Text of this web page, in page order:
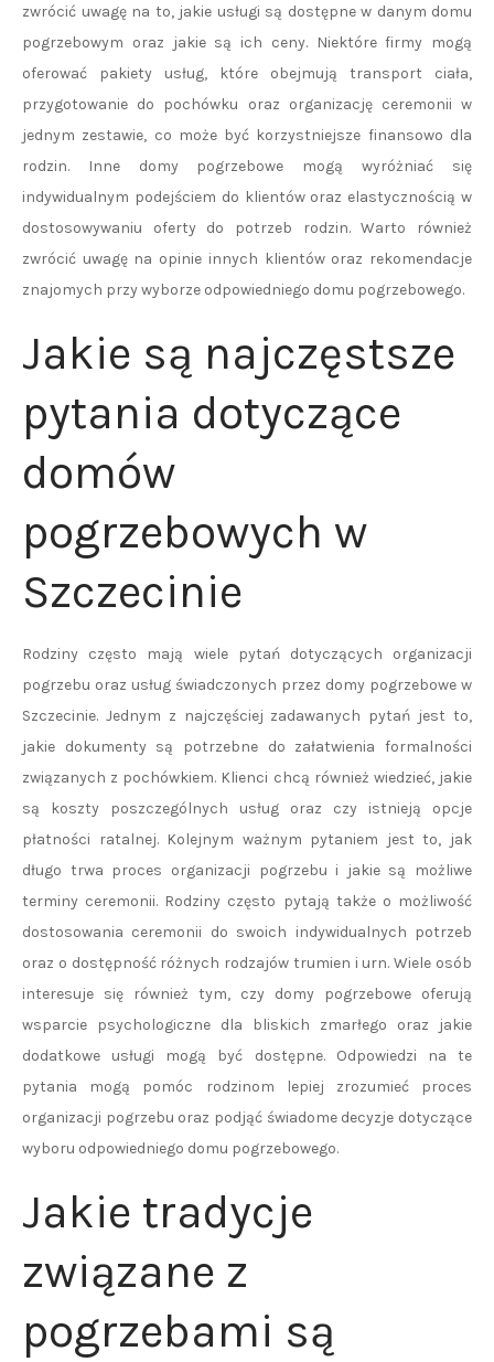
zwrócić uwagę na to, jakie usługi są dostępne w danym domu
pogrzebowym oraz jakie są ich ceny. Niektóre firmy mogą
oferować pakiety usług, które obejmują transport ciała,
przygotowanie do pochówku oraz organizację ceremonii w
jednym zestawie, co może być korzystniejsze finansowo dla
rodzin. Inne domy pogrzebowe mogą wyróżniać się
indywidualnym podejściem do klientów oraz elastycznością w
dostosowywaniu oferty do potrzeb rodzin. Warto również
zwrócić uwagę na opinie innych klientów oraz rekomendacje
znajomych przy wyborze odpowiedniego domu pogrzebowego.
Jakie są najczęstsze
pytania dotyczące
domów
pogrzebowych w
Szczecinie
Rodziny często mają wiele pytań dotyczących organizacji
pogrzebu oraz usług świadczonych przez domy pogrzebowe w
Szczecinie. Jednym z najczęściej zadawanych pytań jest to,
jakie dokumenty są potrzebne do załatwienia formalności
związanych z pochówkiem. Klienci chcą również wiedzieć, jakie
są koszty poszczególnych usług oraz czy istnieją opcje
płatności ratalnej. Kolejnym ważnym pytaniem jest to, jak
długo trwa proces organizacji pogrzebu i jakie są możliwe
terminy ceremonii. Rodziny często pytają także o możliwość
dostosowania ceremonii do swoich indywidualnych potrzeb
oraz o dostępność różnych rodzajów trumien i urn. Wiele osób
interesuje się również tym, czy domy pogrzebowe oferują
wsparcie psychologiczne dla bliskich zmarłego oraz jakie
dodatkowe usługi mogą być dostępne. Odpowiedzi na te
pytania mogą pomóc rodzinom lepiej zrozumieć proces
organizacji pogrzebu oraz podjąć świadome decyzje dotyczące
wyboru odpowiedniego domu pogrzebowego.
Jakie tradycje
związane z
pogrzebami są